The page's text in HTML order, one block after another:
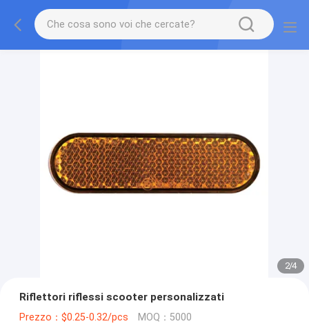
2/4
Riflettori riflessi scooter personalizzati
Prezzo：$0.25-0.32/pcs MOQ：5000